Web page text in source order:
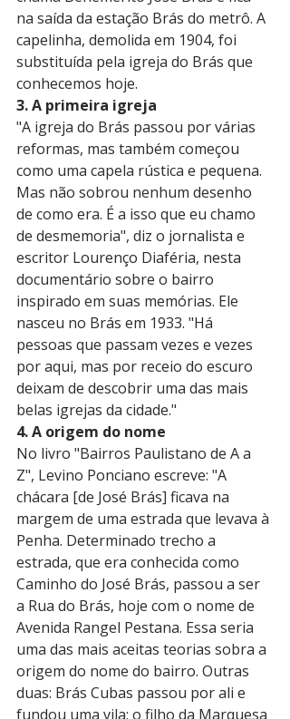
na saída da estação Brás do metrô. A
capelinha, demolida em 1904, foi
substituída pela igreja do Brás que
conhecemos hoje.
3. A primeira igreja
"A igreja do Brás passou por várias
reformas, mas também começou
como uma capela rústica e pequena.
Mas não sobrou nenhum desenho
de como era. É a isso que eu chamo
de desmemoria", diz o jornalista e
escritor Lourenço Diaféria, nesta
documentário sobre o bairro
inspirado em suas memórias. Ele
nasceu no Brás em 1933. "Há
pessoas que passam vezes e vezes
por aqui, mas por receio do escuro
deixam de descobrir uma das mais
belas igrejas da cidade."
4. A origem do nome
No livro "Bairros Paulistano de A a
Z", Levino Ponciano escreve: "A
chácara [de José Brás] ficava na
margem de uma estrada que levava à
Penha. Determinado trecho a
estrada, que era conhecida como
Caminho do José Brás, passou a ser
a Rua do Brás, hoje com o nome de
Avenida Rangel Pestana. Essa seria
uma das mais aceitas teorias sobra a
origem do nome do bairro. Outras
duas: Brás Cubas passou por ali e
fundou uma vila; o filho da Marquesa